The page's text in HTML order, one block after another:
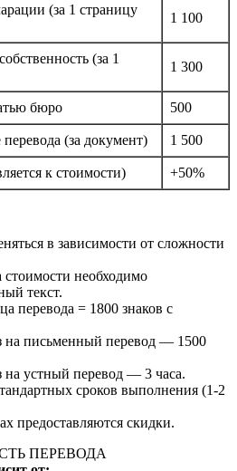
(за 1 страницу
1 100
(за 1
1 300
бюро 500
(за документ) 1 500
к стоимости) +50%
в зависимости от сложности
стоимости необходимо
текст.
перевода = 1800 знаков с
на письменный перевод — 1500
устный перевод — 3 часа.
сроков выполнения (1-2
предоставляются скидки.
ПЕРЕВОДА